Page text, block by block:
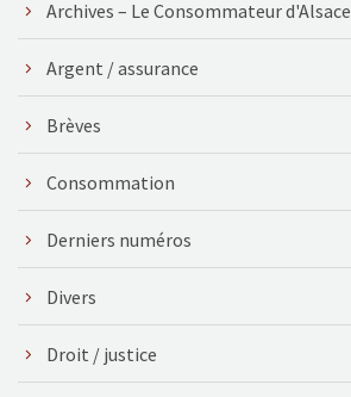
Archives – Le Consommateur d'Alsace
Argent / assurance
Brèves
Consommation
Derniers numéros
Divers
Droit / justice